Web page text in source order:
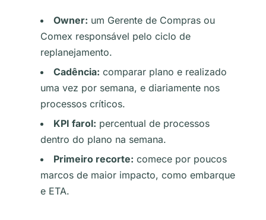
Owner: um Gerente de Compras ou
Comex responsável pelo ciclo de
replanejamento.
Cadência: comparar plano e realizado
uma vez por semana, e diariamente nos
processos críticos.
KPI farol: percentual de processos
dentro do plano na semana.
Primeiro recorte: comece por poucos
marcos de maior impacto, como embarque
e ETA.